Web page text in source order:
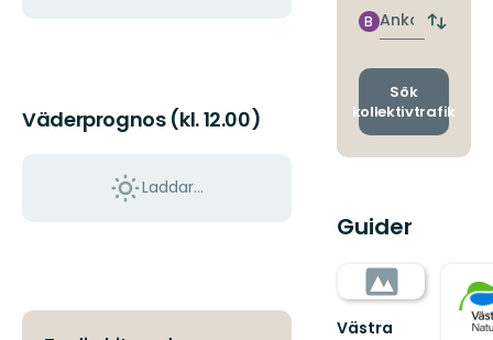
Väderprognos (kl. 12.00)
Laddar...
Ankomst
B
Byt
och
Sök
kollektivtrafik
Guider
Västra